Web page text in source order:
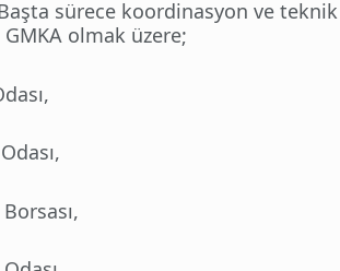
sürece koordinasyon ve teknik
olmak üzere;